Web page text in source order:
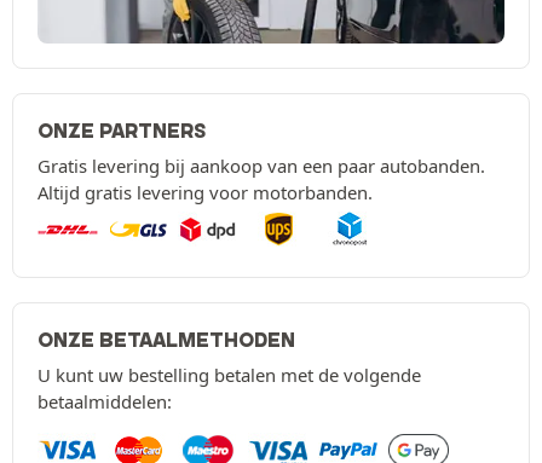
ONZE PARTNERS
Gratis levering bij aankoop van een paar autobanden.
Altijd gratis levering voor motorbanden.
ONZE BETAALMETHODEN
U kunt uw bestelling betalen met de volgende
betaalmiddelen: